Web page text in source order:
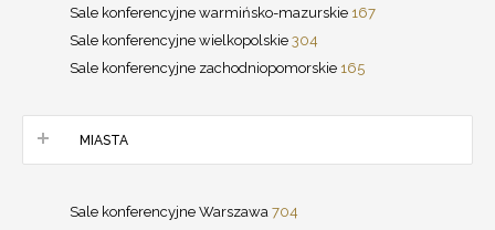
Sale konferencyjne warmińsko-mazurskie 167
Sale konferencyjne wielkopolskie 304
Sale konferencyjne zachodniopomorskie 165
MIASTA
Sale konferencyjne Warszawa 704